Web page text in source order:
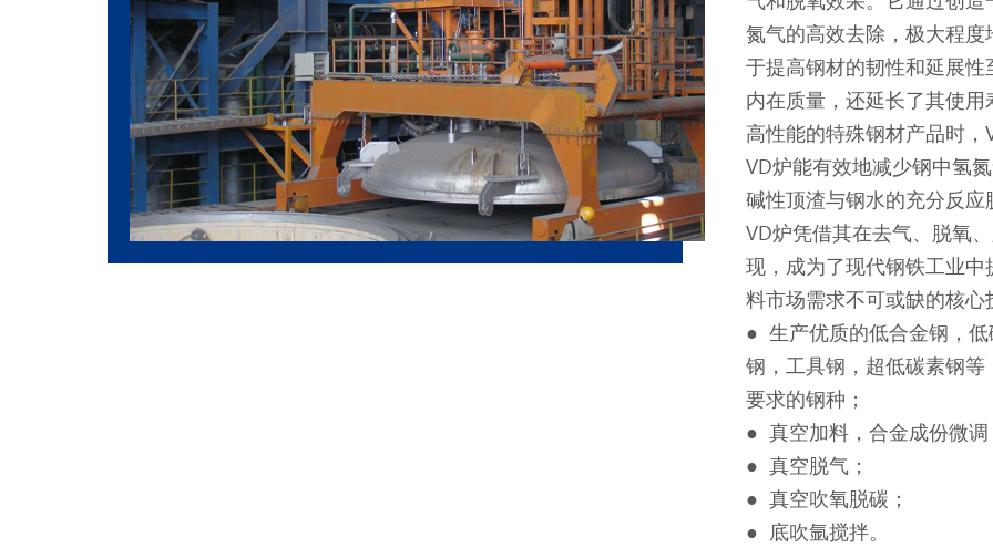
氮气的高效去除，极大程
于提高钢材的韧性和延展
内在质量，还延长了其使
高性能的特殊钢材产品时
VD炉能有效地减少钢中氢
碱性顶渣与钢水的充分反
VD炉凭借其在去气、脱氧
现，成为了现代钢铁工业
料市场需求不可或缺的核心
● 生产优质的低合金钢，
钢，工具钢，超低碳素钢
要求的钢种；
● 真空加料，合金成份微
● 真空脱气；
● 真空吹氧脱碳；
● 底吹氩搅拌。